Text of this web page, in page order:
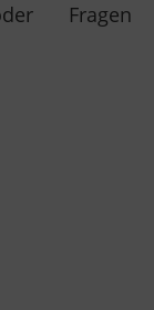
Fragen